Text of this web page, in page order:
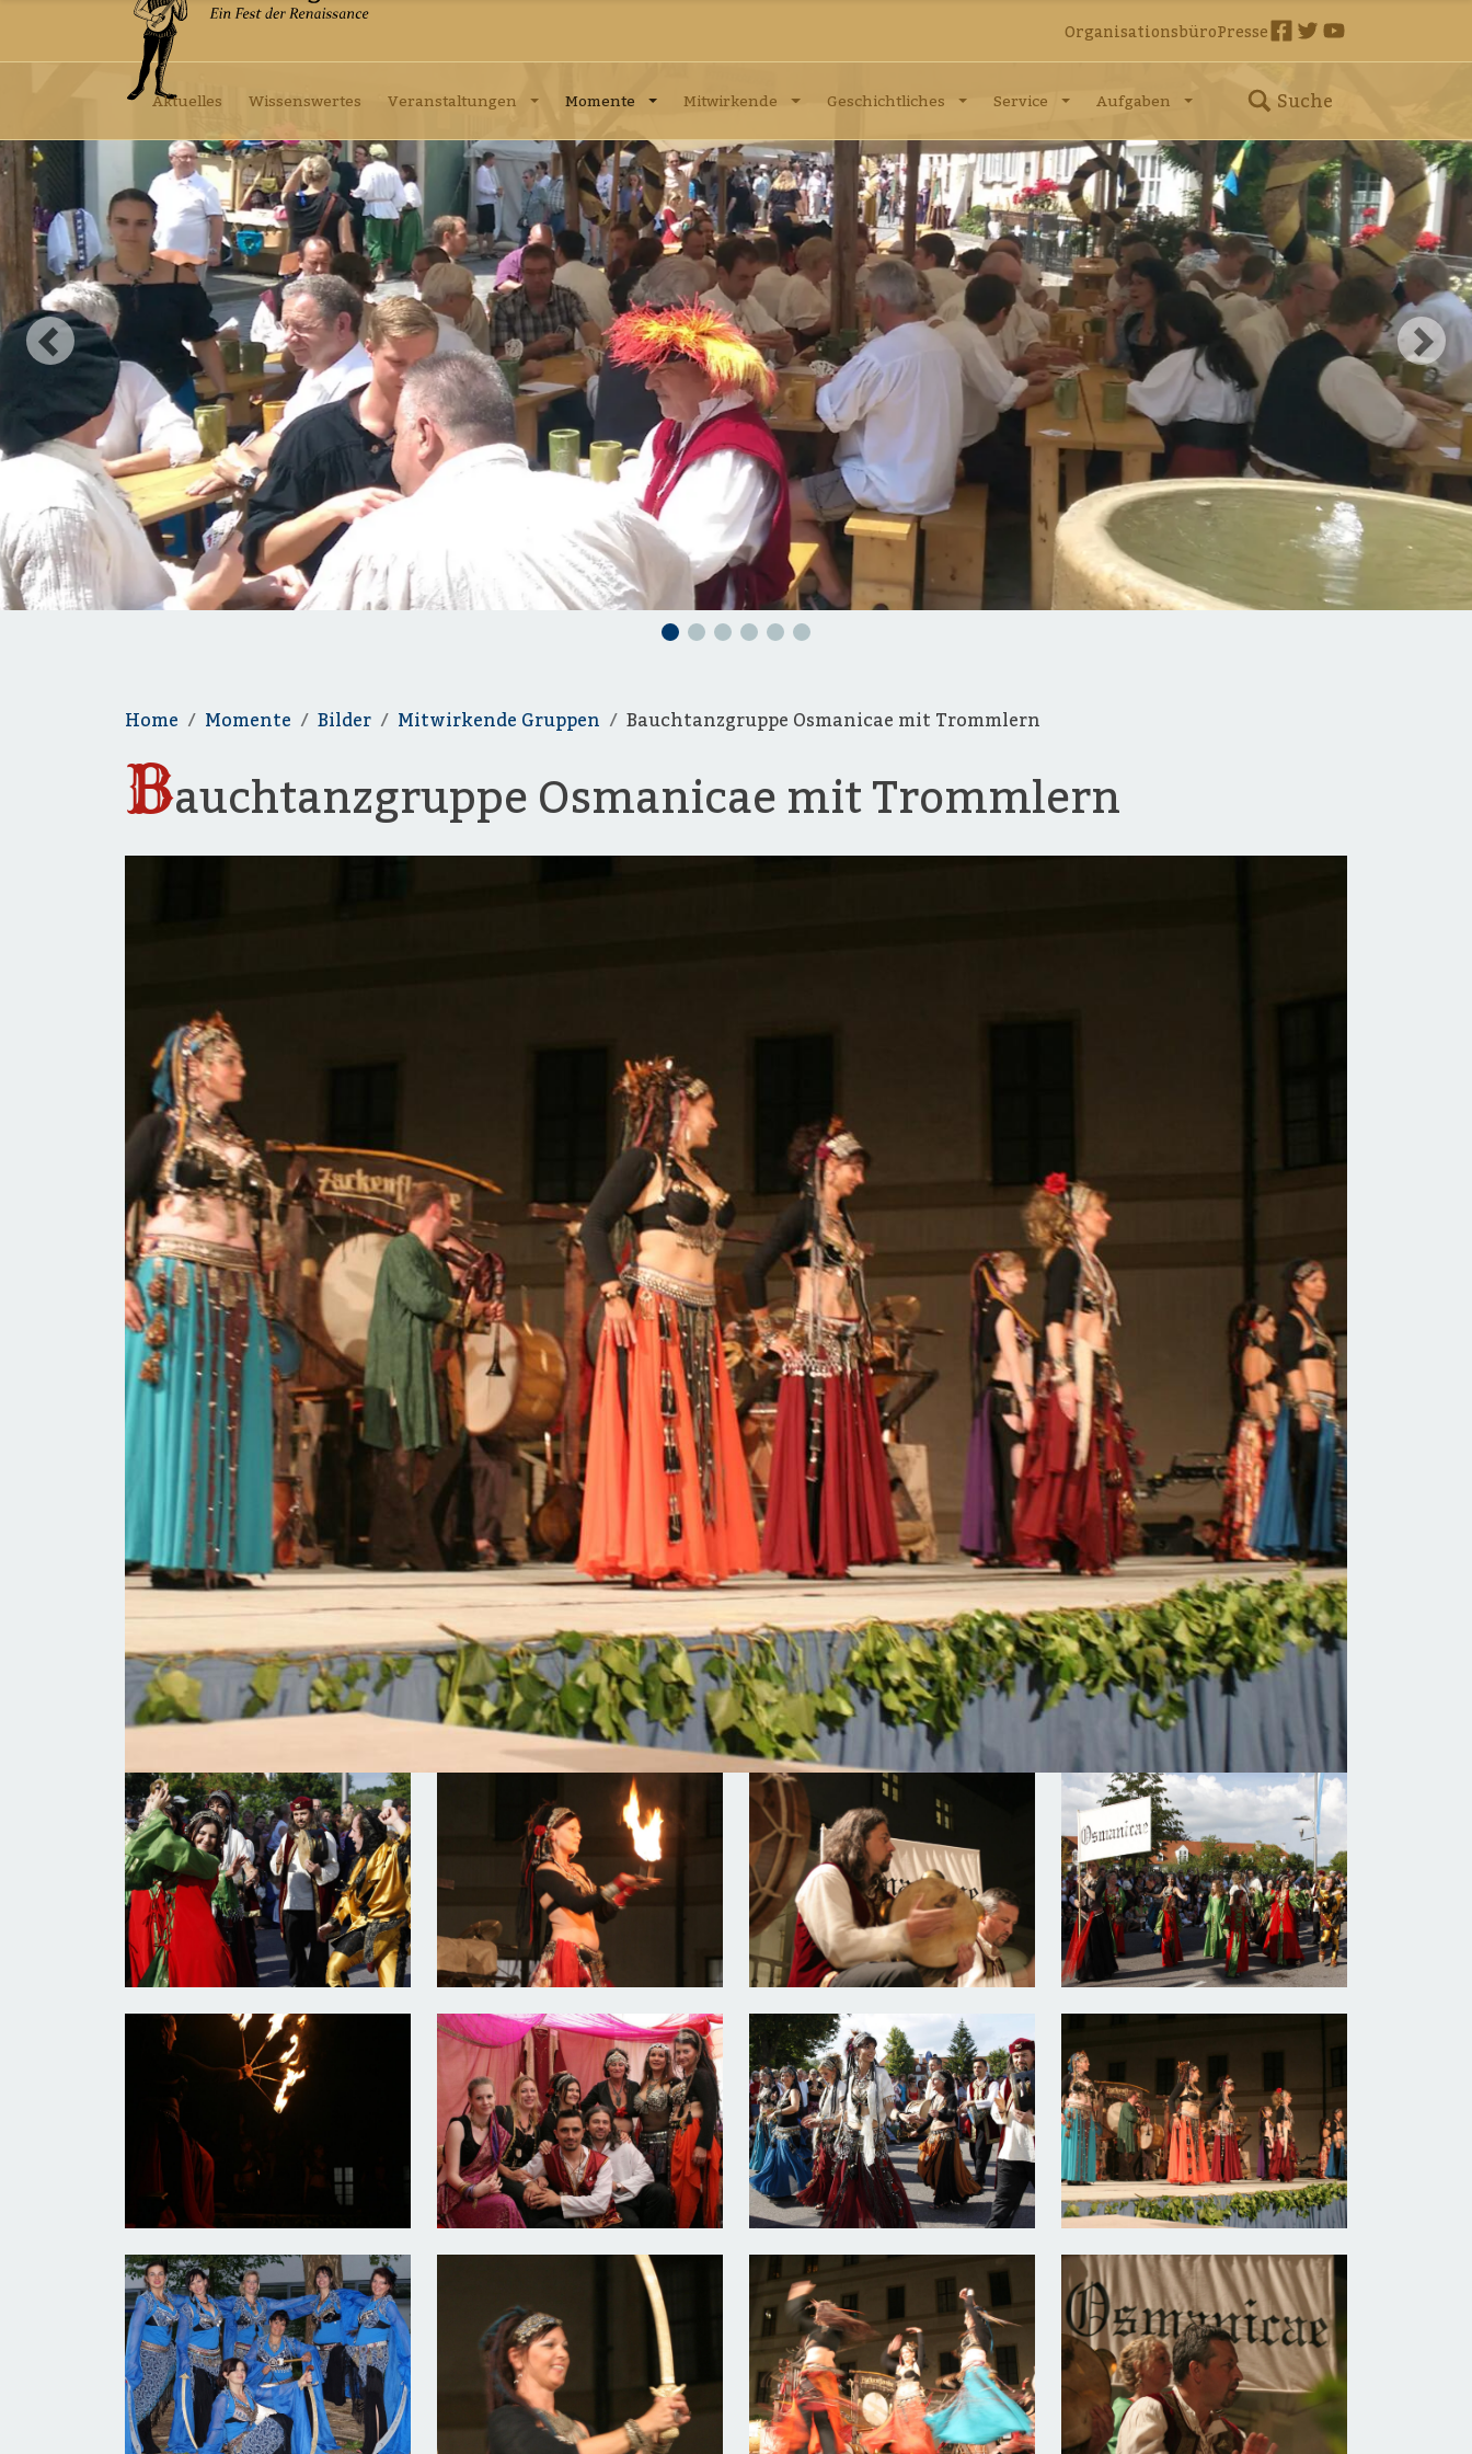
OrganisationsbüroPresse
Aktuelles Wissenswertes Veranstaltungen Momente Mitwirkende Geschichtliches Service Aufgaben Suche
Home Momente Bilder Mitwirkende Gruppen Bauchtanzgruppe Osmanicae mit Trommlern
Bauchtanzgruppe Osmanicae mit Trommlern